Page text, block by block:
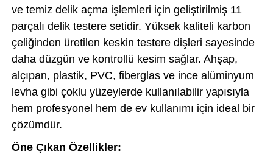
ve temiz delik açma işlemleri için geliştirilmiş 11
parçalı delik testere setidir. Yüksek kaliteli karbon
çeliğinden üretilen keskin testere dişleri sayesinde
daha düzgün ve kontrollü kesim sağlar. Ahşap,
alçıpan, plastik, PVC, fiberglas ve ince alüminyum
levha gibi çoklu yüzeylerde kullanılabilir yapısıyla
hem profesyonel hem de ev kullanımı için ideal bir
çözümdür.
Öne Çıkan Özellikler: